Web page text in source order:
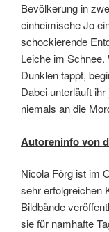
Bevölkerung in
einheimische Jo
schockierende
Leiche im Schnee.
Dunklen tappt,
Dabei unterläuft
niemals an die
Autoreninfo von
Nicola Förg ist im
sehr erfolgreichen
Bildbände
sie für namhafte